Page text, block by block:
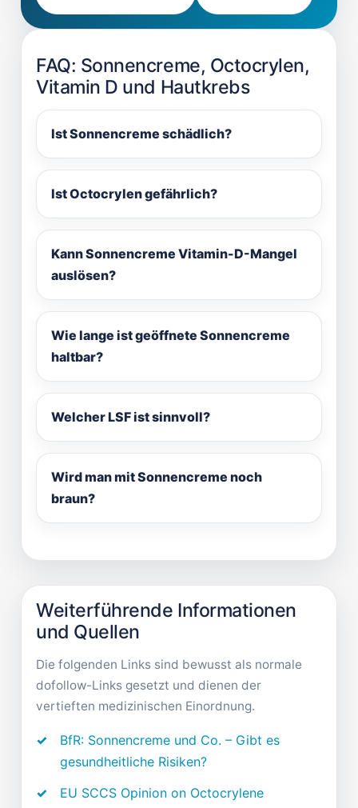
FAQ: Sonnencreme, Octocrylen,
Vitamin D und Hautkrebs
Ist Sonnencreme schädlich?
Ist Octocrylen gefährlich?
Kann Sonnencreme Vitamin-D-Mangel
auslösen?
Wie lange ist geöffnete Sonnencreme
haltbar?
Welcher LSF ist sinnvoll?
Wird man mit Sonnencreme noch
braun?
Weiterführende Informationen
und Quellen
Die folgenden Links sind bewusst als normale
dofollow-Links gesetzt und dienen der
vertieften medizinischen Einordnung.
BfR: Sonnencreme und Co. – Gibt es
gesundheitliche Risiken?
EU SCCS Opinion on Octocrylene